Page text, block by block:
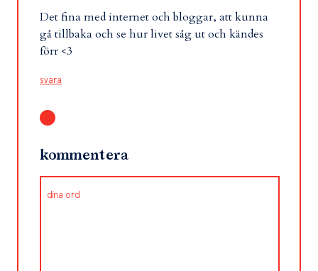
Det fina med internet och bloggar, att kunna
gå tillbaka och se hur livet såg ut och kändes
förr <3
svara
kommentera